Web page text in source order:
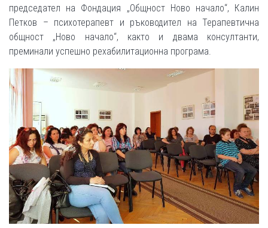
председател на Фондация „Общност Ново начало“, Калин
Петков – психотерапевт и ръководител на Терапевтична
общност „Ново начало“, както и двама консултанти,
преминали успешно рехабилитационна програма.